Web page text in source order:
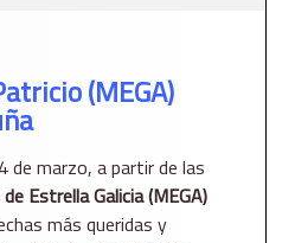
(MEGA)
de marzo, a partir de las
Estrella Galicia (MEGA)
más queridas y